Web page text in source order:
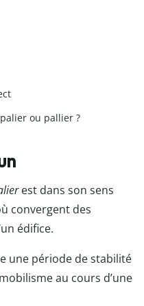
ou pallier ?
est dans son sens
convergent des
édifice.
une période de stabilité
au cours d’une